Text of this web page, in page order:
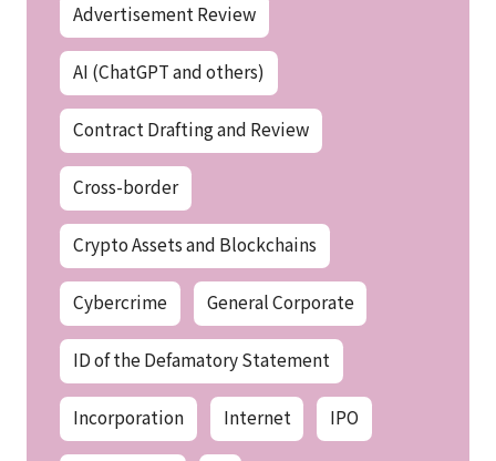
Advertisement Review
AI (ChatGPT and others)
Contract Drafting and Review
Cross-border
Crypto Assets and Blockchains
Cybercrime General Corporate
ID of the Defamatory Statement
Incorporation Internet IPO